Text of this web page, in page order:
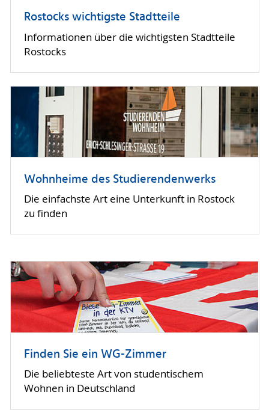
Rostocks wichtigste Stadtteile
Informationen über die wichtigsten Stadtteile
Rostocks
Wohnheime des Studierendenwerks
Die einfachste Art eine Unterkunft in Rostock
zu finden
Finden Sie ein WG-Zimmer
Die beliebteste Art von studentischem
Wohnen in Deutschland